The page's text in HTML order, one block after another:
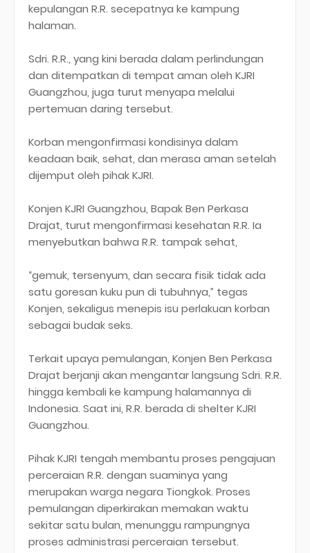
kepulangan R.R. secepatnya ke kampung
halaman.
Sdri. R.R., yang kini berada dalam perlindungan
dan ditempatkan di tempat aman oleh KJRI
Guangzhou, juga turut menyapa melalui
pertemuan daring tersebut.
Korban mengonfirmasi kondisinya dalam
keadaan baik, sehat, dan merasa aman setelah
dijemput oleh pihak KJRI.
Konjen KJRI Guangzhou, Bapak Ben Perkasa
Drajat, turut mengonfirmasi kesehatan R.R. Ia
menyebutkan bahwa R.R. tampak sehat,
“gemuk, tersenyum, dan secara fisik tidak ada
satu goresan kuku pun di tubuhnya,” tegas
Konjen, sekaligus menepis isu perlakuan korban
sebagai budak seks.
Terkait upaya pemulangan, Konjen Ben Perkasa
Drajat berjanji akan mengantar langsung Sdri. R.R.
hingga kembali ke kampung halamannya di
Indonesia. Saat ini, R.R. berada di shelter KJRI
Guangzhou.
Pihak KJRI tengah membantu proses pengajuan
perceraian R.R. dengan suaminya yang
merupakan warga negara Tiongkok. Proses
pemulangan diperkirakan memakan waktu
sekitar satu bulan, menunggu rampungnya
proses administrasi perceraian tersebut.